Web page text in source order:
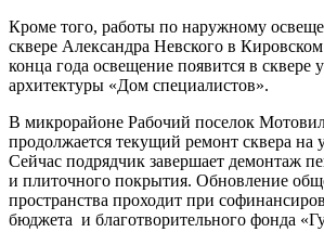
Кроме того, работы по наружному
сквере Александра Невского в
конца года освещение появится в сквере
архитектуры «Дом специалистов».
В микрорайоне Рабочий поселок
продолжается текущий ремонт сквера на
Сейчас подрядчик завершает демонтаж
и плиточного покрытия. Обновление
пространства проходит при
бюджета и благотворительного фонда